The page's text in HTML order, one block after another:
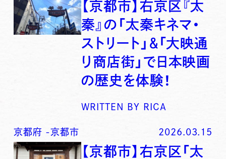
【京都市】右京区『太
秦』の「太秦キネマ・
ストリート」＆「大映通
り商店街」で日本映画
の歴史を体験！
WRITTEN BY RICA
京都府 -京都市 2026.03.15
【京都市】右京区「太